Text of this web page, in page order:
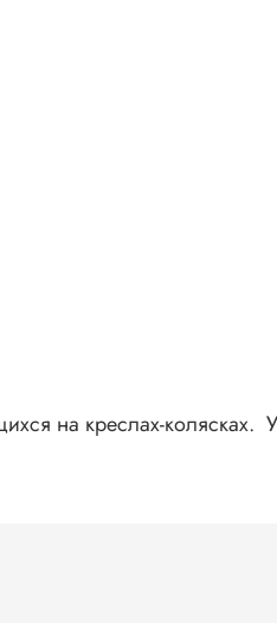
на креслах-колясках.